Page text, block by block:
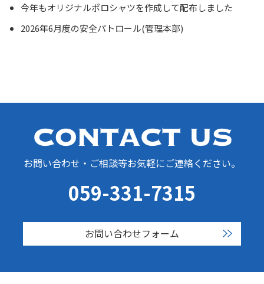
今年もオリジナルポロシャツを作成して配布しました
2026年6月度の安全パトロール(管理本部)
お問い合わせ・ご相談等お気軽にご連絡ください。
059-331-7315
お問い合わせフォーム